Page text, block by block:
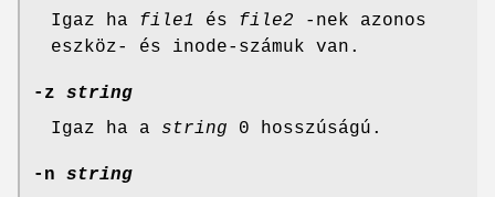
Igaz ha file1 és file2 -nek azonos
eszköz- és inode-számuk van.
-z string
Igaz ha a string 0 hosszúságú.
-n string